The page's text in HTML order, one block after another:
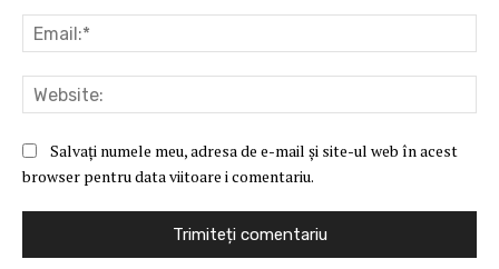
Salvați numele meu, adresa de e-mail și site-ul web în acest
browser pentru data viitoare i comentariu.